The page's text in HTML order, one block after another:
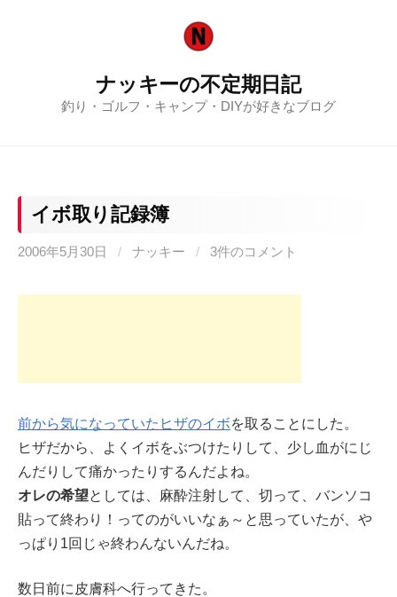
ナッキーの不定期日記
釣り・ゴルフ・キャンプ・DIYが好きなブログ
イボ取り記録簿
2006年5月30日 / ナッキー / 3件のコメント
前から気になっていたヒザのイボを取ることにした。
ヒザだから、よくイボをぶつけたりして、少し血がにじ
んだりして痛かったりするんだよね。
オレの希望としては、麻酔注射して、切って、バンソコ
貼って終わり！ってのがいいなぁ～と思っていたが、や
っぱり1回じゃ終わんないんだね。
数日前に皮膚科へ行ってきた。